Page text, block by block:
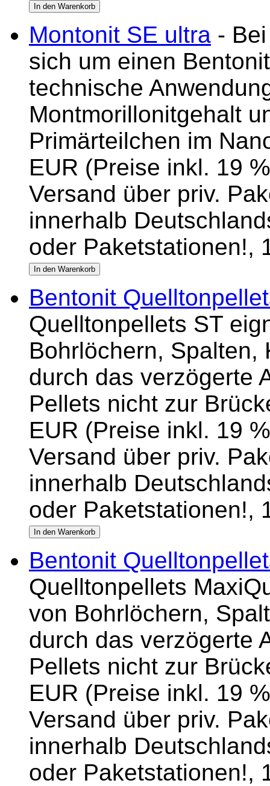
Montonit SE ultra -
sich um einen
technische
Montmorillonitgehalt
Primärteilchen im
EUR (Preise inkl. 19
Versand über priv.
innerhalb
oder Paketstationen!,
Bentonit
Quelltonpellets ST
Bohrlöchern, Spalten,
durch das verzögerte
Pellets nicht zur
EUR (Preise inkl. 19
Versand über priv.
innerhalb
oder Paketstationen!,
Bentonit
Quelltonpellets
von Bohrlöchern,
durch das verzögerte
Pellets nicht zur
EUR (Preise inkl. 19
Versand über priv.
innerhalb
oder Paketstationen!,